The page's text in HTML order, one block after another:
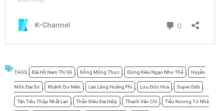
TAGS: Đài Hồ Nam Thị Vệ , Đồng Mộng Thực , Đừng Kiêu Ngạo Như Thế , Huyền
Môn Đại Sư , Khánh Dư Niên , Lan Lăng Hoàng Phi , Lưu Đức Hoa , Super Girls ,
Tân Tiêu Thập Nhất Lan , Thần Điêu Đại Hiệp , Thanh Vân Chí , Tiểu Nương Tử Nhà